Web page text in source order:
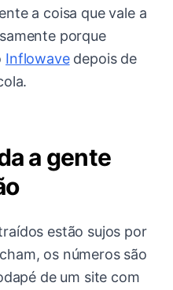
a coisa que vale a
porque
Inflowavedepois de
a gente
estão sujos por
os números são
de um site com